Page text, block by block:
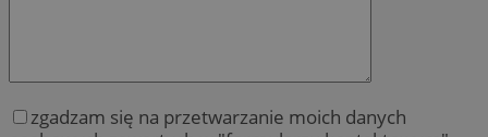
zgadzam się na przetwarzanie moich danych